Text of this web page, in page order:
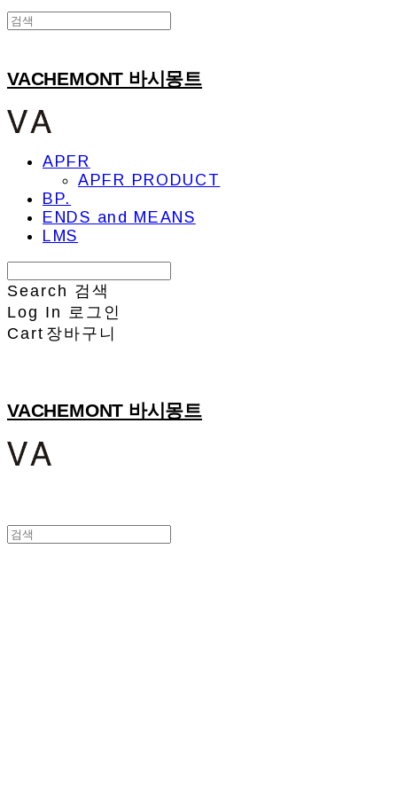
VACHEMONT 바시몽트
APFR
APFR PRODUCT
BP.
ENDS and MEANS
LMS
Search 검색
Log In 로그인
Cart 장바구니
VACHEMONT 바시몽트